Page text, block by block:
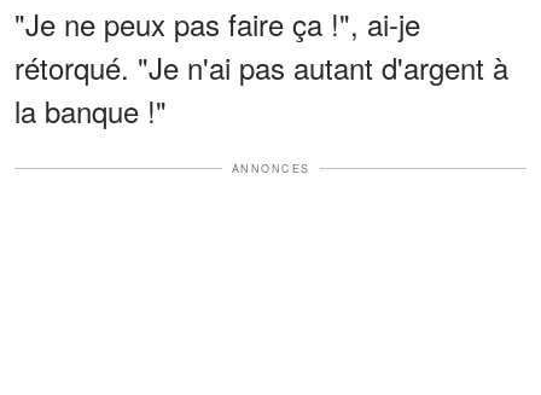
"Je ne peux pas faire ça !", ai-je
rétorqué. "Je n'ai pas autant d'argent à
la banque !"
ANNONCES